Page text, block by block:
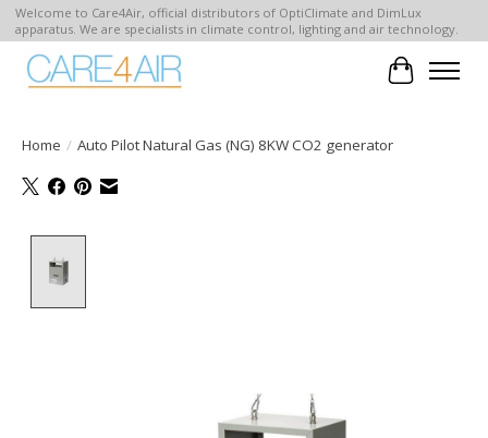
Welcome to Care4Air, official distributors of OptiClimate and DimLux
apparatus. We are specialists in climate control, lighting and air technology.
Home / Auto Pilot Natural Gas (NG) 8KW CO2 generator